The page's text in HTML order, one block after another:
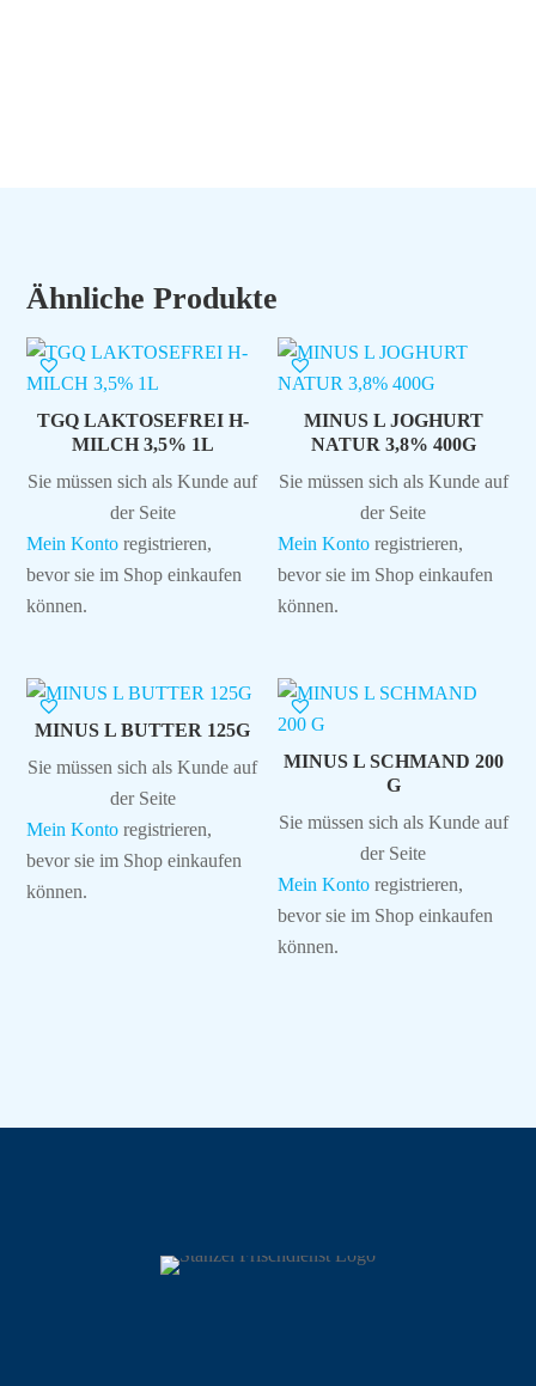
Ähnliche Produkte
TGQ LAKTOSEFREI H-
MILCH 3,5% 1L
Sie müssen sich als Kunde auf
der Seite
Mein Konto registrieren,
bevor sie im Shop einkaufen
können.
MINUS L JOGHURT
NATUR 3,8% 400G
Sie müssen sich als Kunde auf
der Seite
Mein Konto registrieren,
bevor sie im Shop einkaufen
können.
MINUS L BUTTER 125G
Sie müssen sich als Kunde auf
der Seite
Mein Konto registrieren,
bevor sie im Shop einkaufen
können.
MINUS L SCHMAND 200
G
Sie müssen sich als Kunde auf
der Seite
Mein Konto registrieren,
bevor sie im Shop einkaufen
können.